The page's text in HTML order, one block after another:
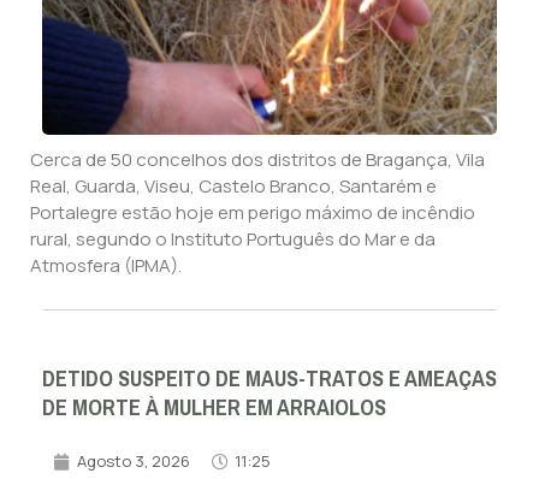
Cerca de 50 concelhos dos distritos de Bragança, Vila
Real, Guarda, Viseu, Castelo Branco, Santarém e
Portalegre estão hoje em perigo máximo de incêndio
rural, segundo o Instituto Português do Mar e da
Atmosfera (IPMA).
DETIDO SUSPEITO DE MAUS-TRATOS E AMEAÇAS
DE MORTE À MULHER EM ARRAIOLOS
Agosto 3, 2026 11:25